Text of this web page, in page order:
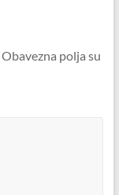
Obavezna polja su